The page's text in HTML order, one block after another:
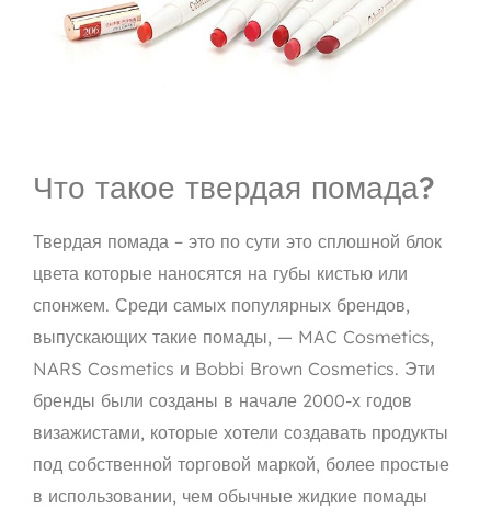
Что такое твердая помада?
Твердая помада – это по сути это сплошной блок
цвета которые наносятся на губы кистью или
спонжем. Среди самых популярных брендов,
выпускающих такие помады, — MAC Cosmetics,
NARS Cosmetics и Bobbi Brown Cosmetics. Эти
бренды были созданы в начале 2000-х годов
визажистами, которые хотели создавать продукты
под собственной торговой маркой, более простые
в использовании, чем обычные жидкие помады